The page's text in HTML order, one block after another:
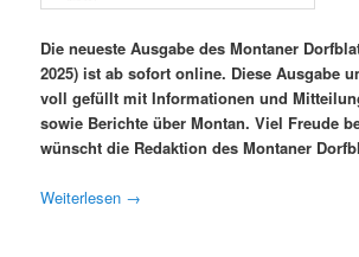
Die neueste Ausgabe des Montaner
2025) ist ab sofort online. Diese Ausgabe
voll gefüllt mit Informationen und
sowie Berichte über Montan. Viel Freude
wünscht die Redaktion des Montaner
Weiterlesen →